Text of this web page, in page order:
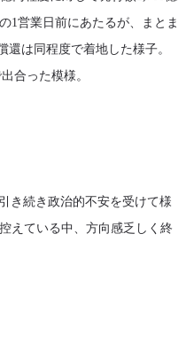
1営業日前にあたるが、まとま
還は同程度で着地した様子。
合った模様。
続き政治的不安を受けて様
えている中、方向感乏しく終